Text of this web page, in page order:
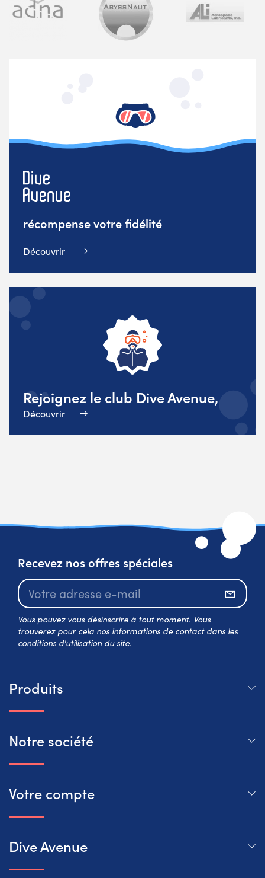
récompense votre fidélité
Découvrir
Rejoignez le club Dive Avenue,
Découvrir
Recevez nos offres spéciales
Vous pouvez vous désinscrire à tout moment. Vous
trouverez pour cela nos informations de contact dans les
conditions d'utilisation du site.
Produits
Notre société
Votre compte
Dive Avenue